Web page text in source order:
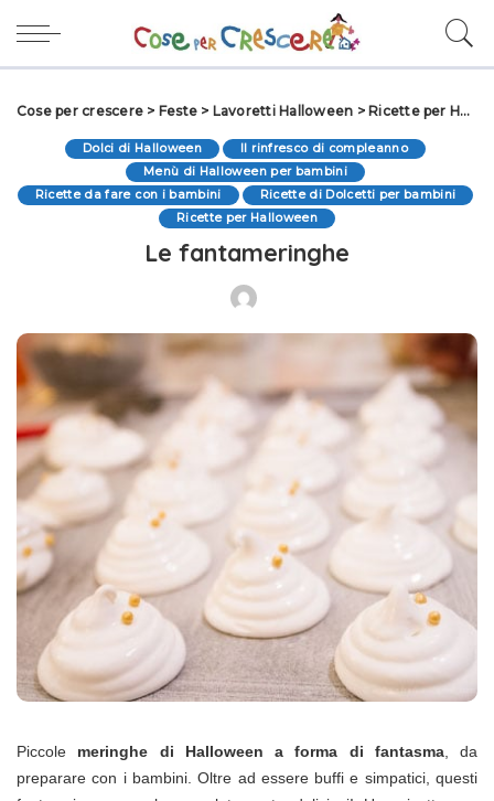
Cose per crescere > Feste > Lavoretti Halloween > Ricette per Halloween
Dolci di Halloween
Il rinfresco di compleanno
Menù di Halloween per bambini
Ricette da fare con i bambini
Ricette di Dolcetti per bambini
Ricette per Halloween
Le fantameringhe
Piccole meringhe di Halloween a forma di fantasma, da
preparare con i bambini. Oltre ad essere buffi e simpatici, questi